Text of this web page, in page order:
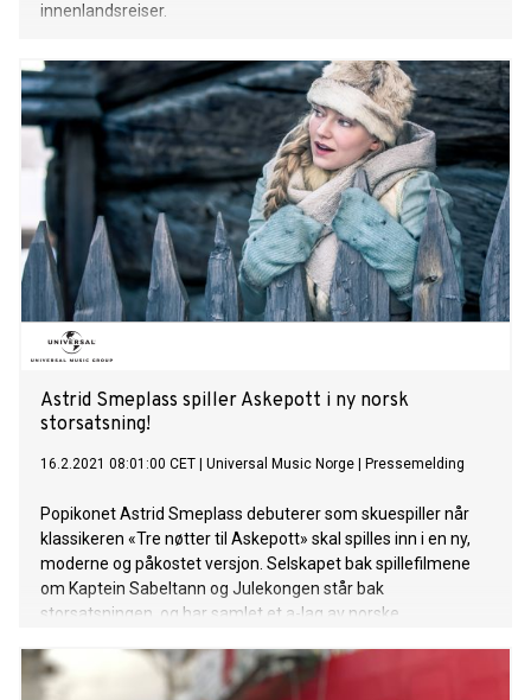
innenlandsreiser.
Astrid Smeplass spiller Askepott i ny norsk
storsatsning!
16.2.2021 08:01:00 CET Universal Music Norge Pressemelding
Popikonet Astrid Smeplass debuterer som skuespiller når
klassikeren «Tre nøtter til Askepott» skal spilles inn i en ny,
moderne og påkostet versjon. Selskapet bak spillefilmene
om Kaptein Sabeltann og Julekongen står bak
storsatsningen, og har samlet et a-lag av norske
julemagi til kinopublikum over hele landet i november. Hvert
år ser 800 000 nordmenn «Tre nøtter til Askepott» på NRK.